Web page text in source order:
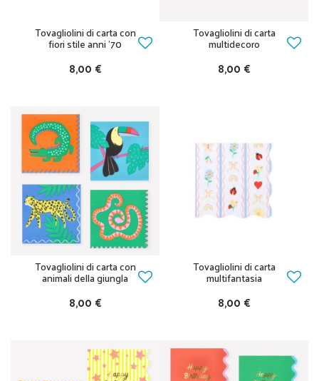
Tovagliolini di carta con
fiori stile anni '70
8,00 €
Tovagliolini di carta
multidecoro
8,00 €
Tovagliolini di carta con
animali della giungla
8,00 €
Tovagliolini di carta
multifantasia
8,00 €